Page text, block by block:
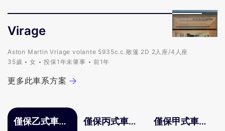
Virage
Aston Martin Vriage volante 5935c.c.敞篷 2D 2人座/4人座
35歲
女 投保1年未肇事 前1年
更多此車系方案
僅保乙式車體
僅保丙式車體
僅保甲式車體